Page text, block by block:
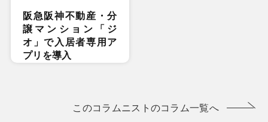
阪急阪神不動産・分
譲マンション「ジ
オ」で入居者専用ア
プリを導入
このコラムニストのコラム一覧へ